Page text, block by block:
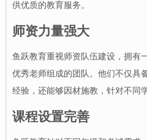
供优质的教育服务。
师资力量强大
鱼跃教育重视师资队伍建设，拥有
优秀老师组成的团队。他们不仅具
经验，还能够因材施教，针对不同
课程设置完善